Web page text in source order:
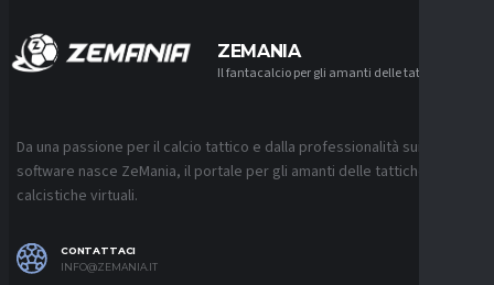
ZEMANIA
Il fantacalcio per gli amanti delle tattiche
Da una passione per il calcio tattico e dalla professionalità sui
software nasce ZeMania, il portale per gli amanti delle tattiche
calcistiche virtuali.
CONTATTACI
INFO@ZEMANIA.IT